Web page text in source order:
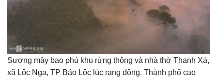
Sương mây bao phủ khu rừng thông và nhà thờ Thanh Xá,
xã Lộc Nga, TP Bảo Lộc lúc rạng đông. Thành phố cao